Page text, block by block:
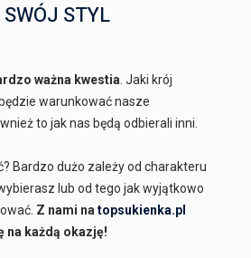
STYL
ważna kwestia . Jaki krój
warunkować nasze
to jak nas będą odbierali inni.
Bardzo dużo zależy od charakteru
lub od tego jak wyjątkowo
Z nami natopsukienka.pl
na każdą okazję!